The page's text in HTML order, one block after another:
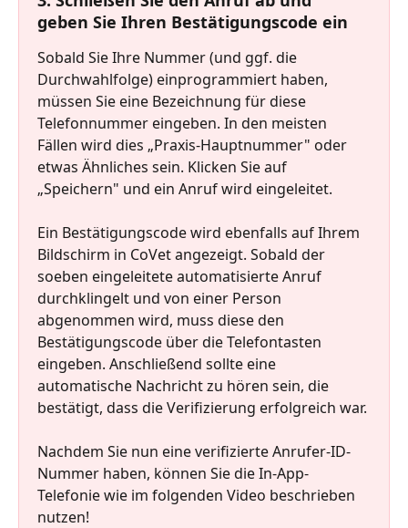
geben Sie Ihren Bestätigungscode ein
Sobald Sie Ihre Nummer (und ggf. die
Durchwahlfolge) einprogrammiert haben,
müssen Sie eine Bezeichnung für diese
Telefonnummer eingeben. In den meisten
Fällen wird dies „Praxis-Hauptnummer" oder
etwas Ähnliches sein. Klicken Sie auf
„Speichern" und ein Anruf wird eingeleitet.
Ein Bestätigungscode wird ebenfalls auf Ihrem
Bildschirm in CoVet angezeigt. Sobald der
soeben eingeleitete automatisierte Anruf
durchklingelt und von einer Person
abgenommen wird, muss diese den
Bestätigungscode über die Telefontasten
eingeben. Anschließend sollte eine
automatische Nachricht zu hören sein, die
bestätigt, dass die Verifizierung erfolgreich war.
Nachdem Sie nun eine verifizierte Anrufer-ID-
Nummer haben, können Sie die In-App-
Telefonie wie im folgenden Video beschrieben
nutzen!